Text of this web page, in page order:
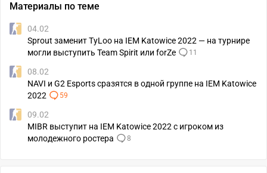
Материалы по теме
04.02
Sprout заменит TyLoo на IEM Katowice 2022 — на турнире
могли выступить Team Spirit или forZe
11
08.02
NAVI и G2 Esports сразятся в одной группе на IEM Katowice
2022
59
09.02
MIBR выступит на IEM Katowice 2022 с игроком из
молодежного ростера
8